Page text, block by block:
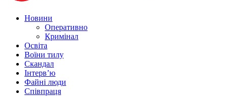
Новини
Оперативно
Кримінал
Освіта
Воїни тилу
Скандал
Інтерв’ю
Файні люди
Співпраця